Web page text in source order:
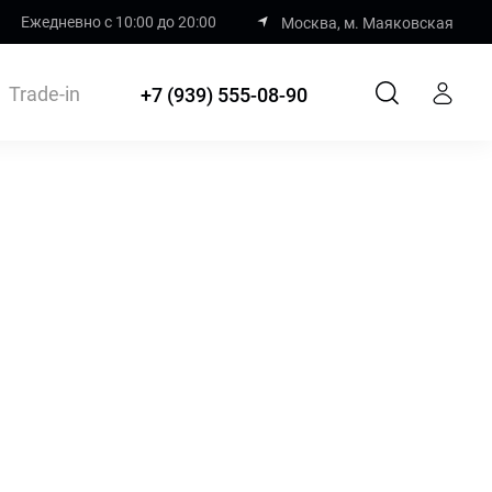
Ежедневно с 10:00 до 20:00 Москва, м. Маяковская
Trade-in +7 (939) 555-08-90